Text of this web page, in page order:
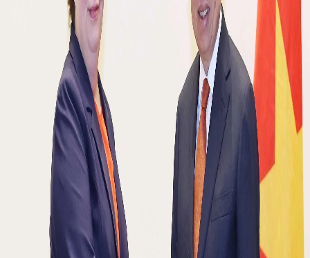
À PROPOS DU "PEUPLE"
中文
РУССКИЙ
ESPAÑOL